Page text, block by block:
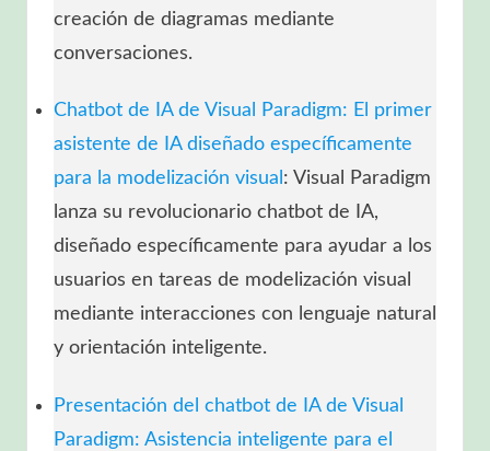
creación de diagramas mediante
conversaciones.
Chatbot de IA de Visual Paradigm: El primer
asistente de IA diseñado específicamente
para la modelización visual : Visual Paradigm
lanza su revolucionario chatbot de IA,
diseñado específicamente para ayudar a los
usuarios en tareas de modelización visual
mediante interacciones con lenguaje natural
y orientación inteligente.
Presentación del chatbot de IA de Visual
Paradigm: Asistencia inteligente para el